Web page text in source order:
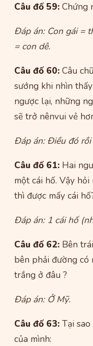
Câu đố 59: Chứng
Đáp án: Con gái =
= con dê.
Câu đố 60: Câu
sướng khi nhìn
ngược lại, những
sẽ trở nênvui vẻ
Đáp án: Điều đó
Câu đố 61: Hai
một cái hố. Vậy
thì được mấy cái
Đáp án: 1 cái hố
Câu đố 62: Bên
bên phải đường có
trắng ở đâu ?
Đáp án: Ở Mỹ.
Câu đố 63: Tại
của mình: